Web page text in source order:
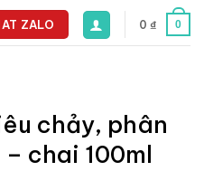
ZALO 0 ₫ 0
chảy, phân
chai 100ml